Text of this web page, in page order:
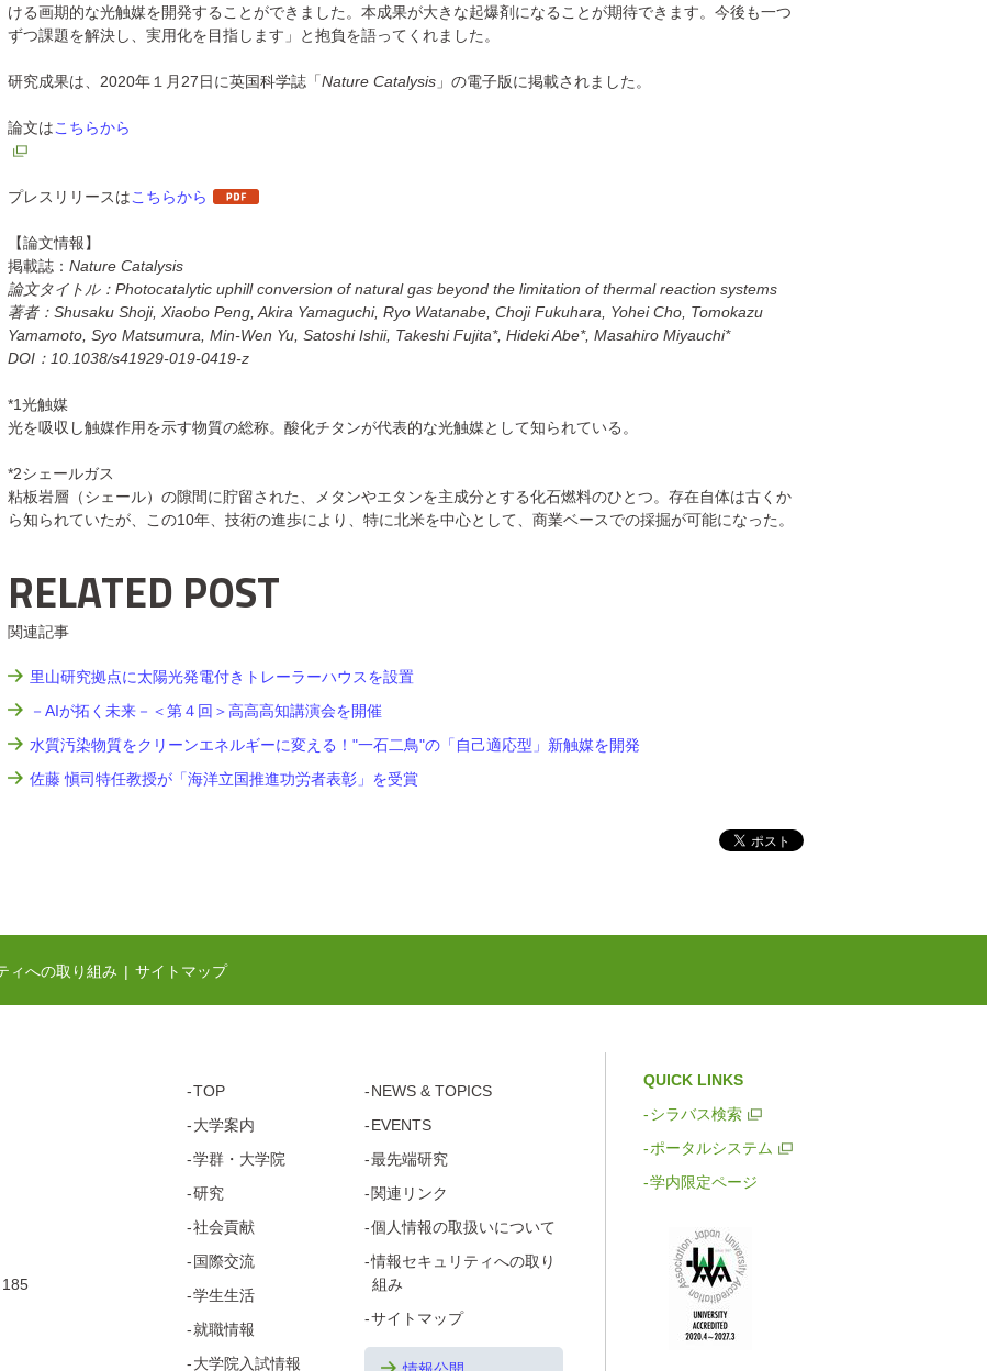
ける画期的な光触媒を開発することができました。本成果が大きな起爆剤になることが期待できます。今後も一つ
ずつ課題を解決し、実用化を目指します」と抱負を語ってくれました。
研究成果は、2020年１月27日に英国科学誌「Nature Catalysis 」の電子版に掲載されました。
論文はこちらから
プレスリリースはこちらから
【論文情報】
掲載誌： Nature Catalysis
論文タイトル：Photocatalytic uphill conversion of natural gas beyond the limitation of thermal reaction systems
著者：Shusaku Shoji, Xiaobo Peng, Akira Yamaguchi, Ryo Watanabe, Choji Fukuhara, Yohei Cho, Tomokazu
Yamamoto, Syo Matsumura, Min-Wen Yu, Satoshi Ishii, Takeshi Fujita*, Hideki Abe*, Masahiro Miyauchi*
DOI：10.1038/s41929-019-0419-z
*1光触媒
光を吸収し触媒作用を示す物質の総称。酸化チタンが代表的な光触媒として知られている。
*2シェールガス
粘板岩層（シェール）の隙間に貯留された、メタンやエタンを主成分とする化石燃料のひとつ。存在自体は古くか
ら知られていたが、この10年、技術の進歩により、特に北米を中心として、商業ベースでの採掘が可能になった。
RELATED POST
関連記事
里山研究拠点に太陽光発電付きトレーラーハウスを設置
－AIが拓く未来－＜第４回＞高高高知講演会を開催
水質汚染物質をクリーンエネルギーに変える！"一石二鳥"の「自己適応型」新触媒を開発
佐藤 愼司特任教授が「海洋立国推進功労者表彰」を受賞
ィへの取り組み サイトマップ
TOP
大学案内
学群・ 大学院
研究
社会貢献
国際交流
学生生活
就職情報
大学院入試情報
NEWS & TOPICS
EVENTS
最先端研究
関連リンク
個人情報の取扱いについて
情報セキュリティへの取り
組み
サイトマップ
QUICK LINKS
シラバス検索
ポータルシステム
学内限定ページ